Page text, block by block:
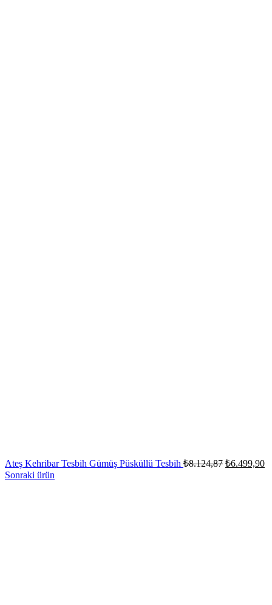
Ateş Kehribar Tesbih Gümüş Püsküllü Tesbih ₺8.124,87 Orijinal
₺6.499,90
Sonraki ürün